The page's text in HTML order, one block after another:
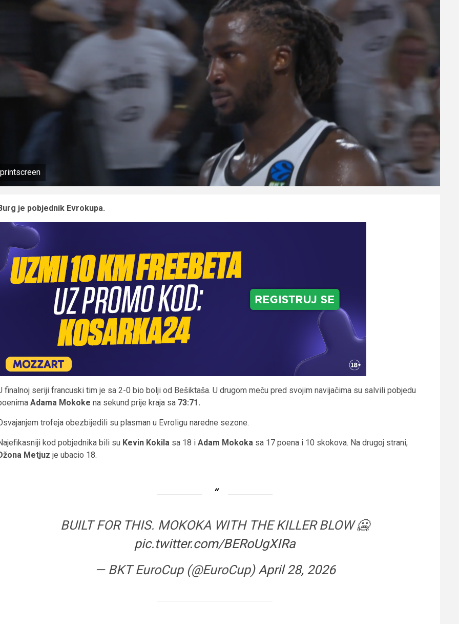
printscreen
je pobjednik Evrokupa.
finalnoj seriji francuski tim je sa 2-0 bio bolji od Bešiktaša. U drugom meču pred svojim navijačima su salvili pobjedu
Adama Mokoke na sekund prije kraja sa 73:71.
trofeja obezbijedili su plasman u Evroligu naredne sezone.
kod pobjednika bili su Kevin Kokila sa 18 i Adam Mokoka sa 17 poena i 10 skokova. Na drugoj strani,
Metjuz je ubacio 18.
BUILT FOR THIS. MOKOKA WITH THE KILLER BLOW 🥶
pic.twitter.com/BERoUgXIRa
— BKT EuroCup (@EuroCup)April 28, 2026